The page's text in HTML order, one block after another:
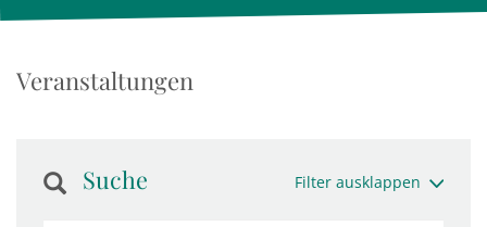
Veranstaltungen
Suche Filter ausklappen